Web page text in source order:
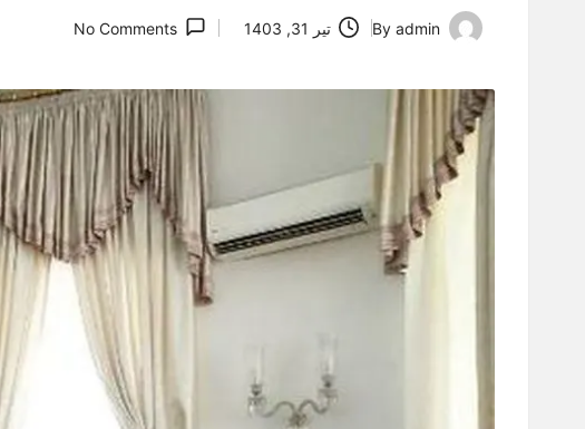
Posted
By admin تیر 31, 1403 No Comments